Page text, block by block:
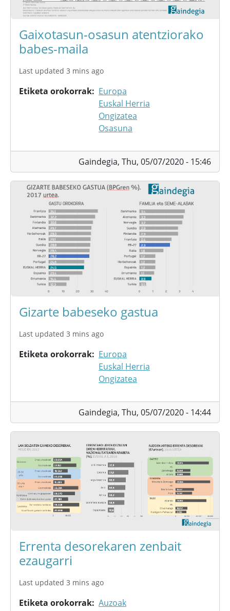
Gaixotasun-osasun atentziorako
babes-maila
Last updated 3 mins ago
Etiketa orokorrak
Europa
Euskal Herria
Ongizatea
Osasuna
Gaindegia, Thu, 05/07/2020 - 15:46
Gizarte babeseko gastua
Last updated 3 mins ago
Etiketa orokorrak
Europa
Euskal Herria
Ongizatea
Gaindegia, Thu, 05/07/2020 - 14:44
Errenta desorekaren zenbait
ezaugarri
Last updated 3 mins ago
Etiketa orokorrak Auzoak